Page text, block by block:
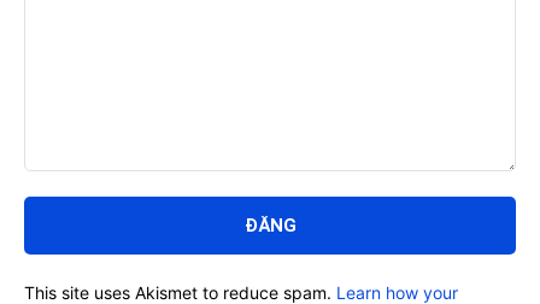
luận:
This site uses Akismet to reduce spam. Learn how your